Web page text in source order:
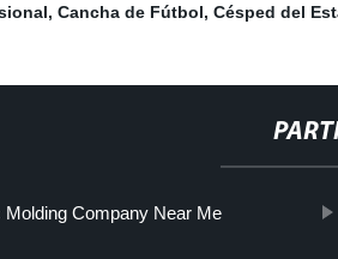
, Cancha de Fútbol, Césped del
Molding Company Near Me